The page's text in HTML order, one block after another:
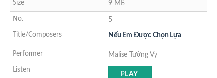
9 MB
5
Nếu Em Được Chọn Lựa
Malise Tường Vy
PLAY